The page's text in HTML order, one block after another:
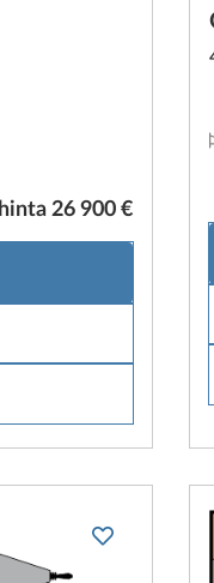
hinta 26 900 €